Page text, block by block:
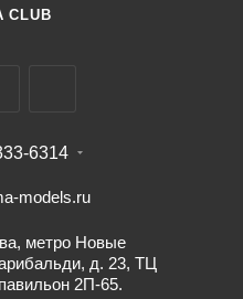
CLUB
6314
models.ru
метро Новые
д. 23, ТЦ
2П-65.